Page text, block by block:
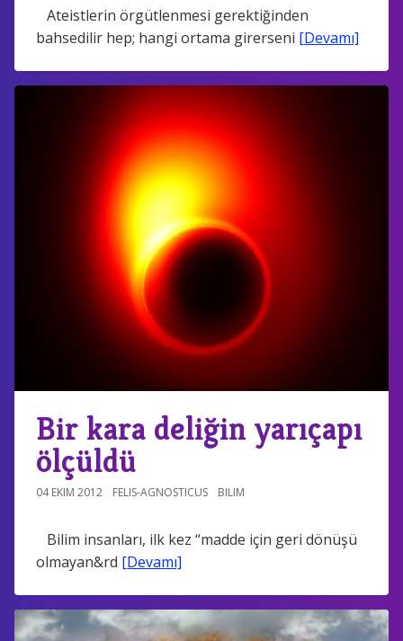
Ateistlerin örgütlenmesi gerektiğinden
bahsedilir hep; hangi ortama girerseni [Devamı]
Bir kara deliğin yarıçapı
ölçüldü
04 EKIM 2012 FELIS-AGNOSTICUS BILIM
Bilim insanları, ilk kez “madde için geri dönüşü
olmayan&rd [Devamı]